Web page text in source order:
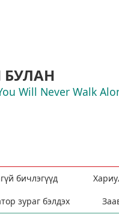
Will Never Walk
бичлэгүүд
зураг бэлдэх